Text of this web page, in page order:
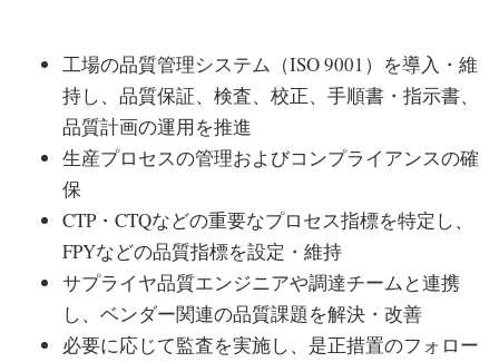
工場の品質管理システム（ISO 9001）を導入・維
持し、品質保証、検査、校正、手順書・指示書、
品質計画の運用を推進
生産プロセスの管理およびコンプライアンスの確
保
CTP・CTQなどの重要なプロセス指標を特定し、
FPYなどの品質指標を設定・維持
サプライヤ品質エンジニアや調達チームと連携
し、ベンダー関連の品質課題を解決・改善
必要に応じて監査を実施し、是正措置のフォロー